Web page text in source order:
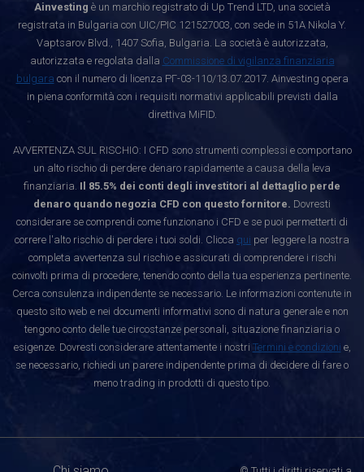
Ainvesting è un marchio registrato di Up Trend LTD, una società
registrata in Bulgaria con UIC/PIC 121527003, con sede in 51A Nikola Y.
Vaptsarov Blvd., 1407 Sofia, Bulgaria. La società è autorizzata,
autorizzata e regolata dalla Commissione di vigilanza finanziaria
bulgara con il numero di licenza РГ-03-110/13.07.2017. Ainvesting opera
in piena conformità con i requisiti normativi applicabili previsti dalla
direttiva MiFID.
AVVERTENZA SUL RISCHIO: I CFD sono strumenti complessi e comportano
un alto rischio di perdere denaro rapidamente a causa della leva
finanziaria. Il 85.5% dei conti degli investitori al dettaglio perde
denaro quando negozia CFD con questo fornitore. Dovresti
considerare se comprendi come funzionano i CFD e se puoi permetterti di
correre l'alto rischio di perdere i tuoi soldi. Clicca qui per leggere la nostra
completa avvertenza sul rischio e assicurati di comprendere i rischi
coinvolti prima di procedere, tenendo conto della tua esperienza pertinente.
Cerca consulenza indipendente se necessario. Le informazioni contenute in
questo sito web e nei documenti informativi sono di natura generale e non
tengono conto delle tue circostanze personali, situazione finanziaria o
esigenze. Dovresti considerare attentamente i nostri Termini e condizioni e,
se necessario, richiedi un parere indipendente prima di decidere di fare o
meno trading in prodotti di questo tipo.